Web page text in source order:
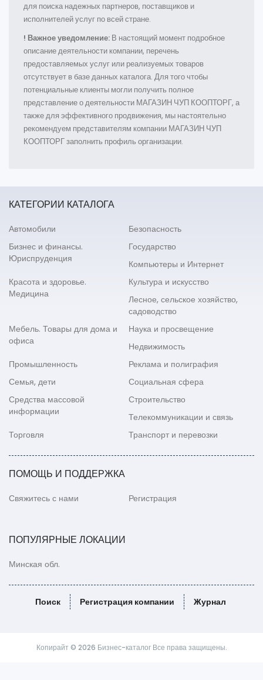
для поиска надежных партнеров, поставщиков и
исполнителей услуг по всей стране.
! Важное уведомление: В настоящий момент подробное
описание деятельности компании, перечень
предоставляемых услуг или реализуемых товаров
отсутствует в базе данных каталога. Для того чтобы
потенциальные клиенты могли получить полное
представление о деятельности МАГАЗИН ЧУП КООПТОРГ, а
также для эффективного продвижения, мы настоятельно
рекомендуем представителям компании МАГАЗИН ЧУП
КООПТОРГ заполнить профиль организации.
КАТЕГОРИИ КАТАЛОГА
Автомобили
Безопасность
Бизнес и финансы.
Юриспруденция
Государство
Компьютеры и Интернет
Красота и здоровье.
Медицина
Культура и искусство
Лесное, сельское хозяйство,
садоводство
Мебель. Товары для дома и
офиса
Наука и просвещение
Недвижимость
Промышленность
Реклама и полиграфия
Семья, дети
Социальная сфера
Средства массовой
информации
Строительство
Телекоммуникации и связь
Торговля
Транспорт и перевозки
ПОМОЩЬ И ПОДДЕРЖКА
Свяжитесь с нами Регистрация
ПОПУЛЯРНЫЕ ЛОКАЦИИ
Минская обл.
Поиск Регистрация компании Журнал
Копирайт © 2026 Бизнес-каталог Все права защищены.